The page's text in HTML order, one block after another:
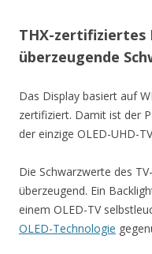
THX-zertifiziertes
überzeugende
Das Display basiert auf
zertifiziert. Damit ist der
der einzige OLED-UHD-
Die Schwarzwerte des
überzeugend. Ein
einem OLED-TV
OLED-Technologie